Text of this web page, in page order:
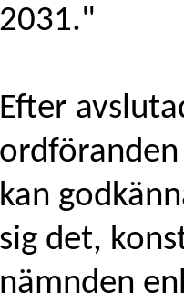
2031."
Efter
kan
sig det,
nämnden